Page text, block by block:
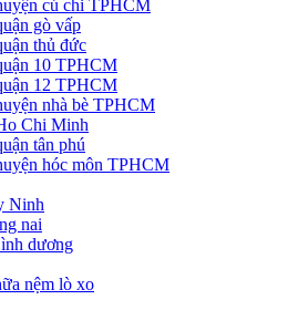
củ chi TPHCM
gò vấp
thủ đức
10 TPHCM
12 TPHCM
nhà bè TPHCM
Chi Minh
tân phú
hóc môn TPHCM
Ninh
nai
dương
nệm lò xo